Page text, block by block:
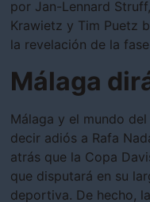
por Jan-Lennard
Krawietz y Tim Puetz
la revelación de la
Málaga
Málaga y el mundo
decir adiós a Rafa
atrás que la Copa
que disputará en su
deportiva. De hecho,